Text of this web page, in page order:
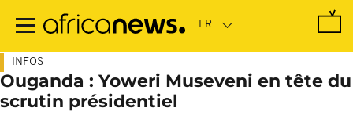
contenu
INFOS
Ouganda : Yoweri Museveni en tête du
scrutin présidentiel